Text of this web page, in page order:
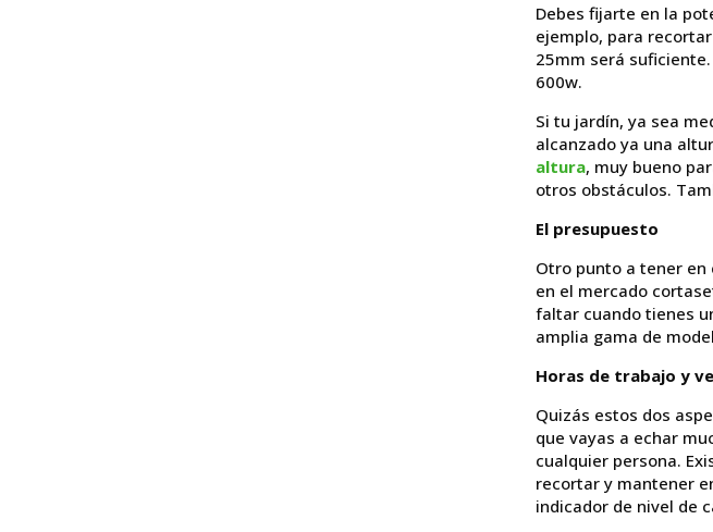
Debes fijarte en la
ejemplo, para
25mm será
600w.
Si tu jardín, ya sea
alcanzado ya una
altura, muy bueno
otros obstáculos.
El presupuesto
Otro punto a tener en
en el mercado
faltar cuando tienes
amplia gama de
Horas de trabajo y
Quizás estos dos
que vayas a echar
cualquier persona.
recortar y mantener
indicador de nivel de